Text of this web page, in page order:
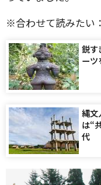
※合わせて読みたい：
鋭
ーツ
縄文
は“
代